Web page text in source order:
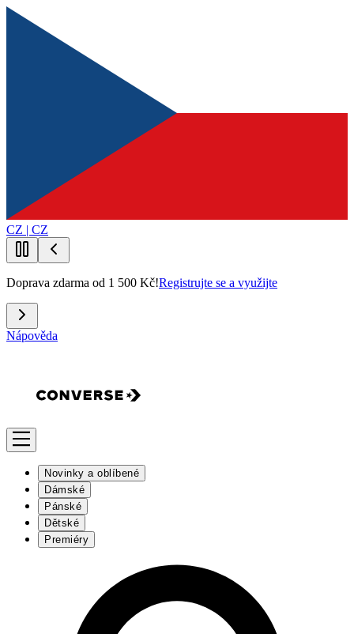
CZ | CZ
Doprava zdarma od 1 500 Kč!Registrujte se a využijte
Nápověda
Novinky a oblíbené
Dámské
Pánské
Dětské
Premiéry